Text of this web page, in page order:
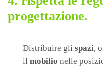
progettazione.
Distribuire gli spazi,
il mobilio nelle